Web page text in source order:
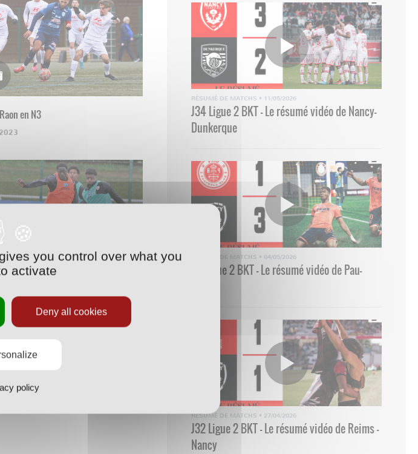
en N3
RÉSUMÉ DE MATCHS • 11/05/2026
J34 Ligue 2 BKT - Le résumé vidéo de Nancy-
Dunkerque
RÉSUMÉ DE MATCHS • 04/05/2026
33 Ligue 2 BKT - Le résumé vidéo de Pau-
RÉSUMÉ DE MATCHS • 27/04/2026
J32 Ligue 2 BKT - Le résumé vidéo de Reims -
Nancy
you control over what you
activate
Deny all cookies
policy